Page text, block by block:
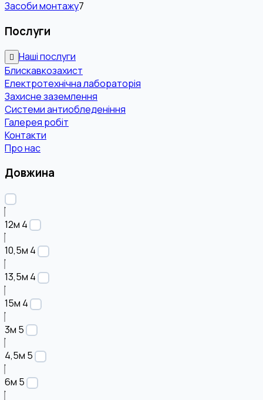
Засоби монтажу7
Послуги
Наші послуги
Блискавкозахист
Електротехнічна лабораторія
Захисне заземлення
Системи антиобледеніння
Галерея робіт
Контакти
Про нас
Довжина
12м 4
10,5м 4
13,5м 4
15м 4
3м 5
4,5м 5
6м 5